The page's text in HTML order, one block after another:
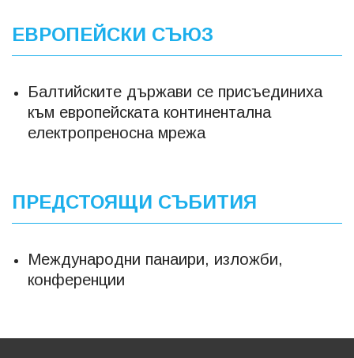
ЕВРОПЕЙСКИ СЪЮЗ
Балтийските държави се присъединиха
към европейската континентална
електропреносна мрежа
ПРЕДСТОЯЩИ СЪБИТИЯ
Международни панаири, изложби,
конференции